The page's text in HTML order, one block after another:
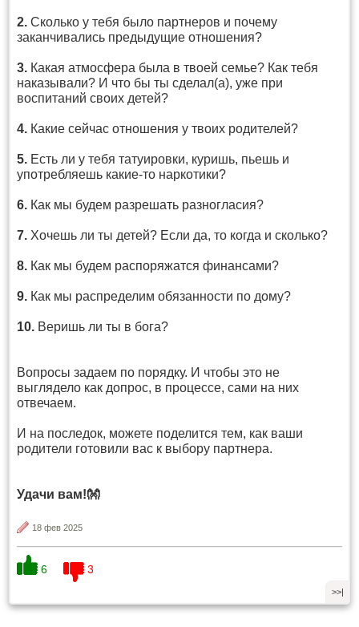
2.Сколько у тебя было партнеров и почему
заканчивались предыдущие отношения?
3.Какая атмосфера была в твоей семье? Как тебя
наказывали? И что бы ты сделал(а), уже при
воспитаний своих детей?
4.Какие сейчас отношения у твоих родителей?
5.Есть ли у тебя татуировки, куришь, пьешь и
употребляешь какие-то наркотики?
6.Как мы будем разрешать разногласия?
7.Хочешь ли ты детей? Если да, то когда и сколько?
8.Как мы будем распоряжатся финансами?
9.Как мы распределим обязанности по дому?
10.Веришь ли ты в бога?
Вопросы задаем по порядку. И чтобы это не
выглядело как допрос, в процессе, сами на них
отвечаем.
И на последок, можете поделится тем, как ваши
родители готовили вас к выбору партнера.
Удачи вам!👐
18 фев 2025
6 3
>>|